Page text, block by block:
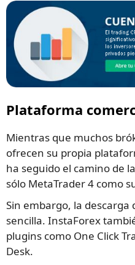
Plataforma
Mientras que muchos
ofrecen su propia
ha seguido el camino de
sólo MetaTrader 4 como
Sin embargo, la descarga
sencilla. InstaForex
plugins como One Click
Desk.